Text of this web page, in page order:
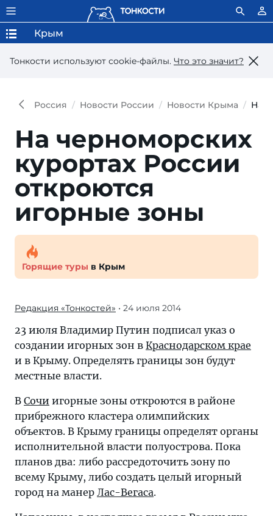
Тонкости используют сookie-файлы. Что это значит?
Крым
Россия Новости России Новости Крыма На
На черноморских
курортах России
откроются
игорные зоны
Горящие туры в Крым
Редакция «Тонкостей» • 24 июля 2014
23 июля Владимир Путин подписал указ о
создании игорных зон в Краснодарском крае
и в Крыму. Определять границы зон будут
местные власти.
В Сочи игорные зоны откроются в районе
прибрежного кластера олимпийских
объектов. В Крыму границы определят органы
исполнительной власти полуострова. Пока
планов два: либо рассредоточить зону по
всему Крыму, либо создать целый игорный
город на манер Лас-Вегаса.